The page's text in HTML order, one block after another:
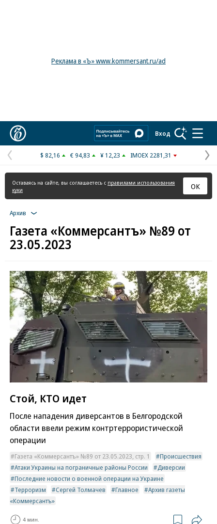
Реклама в «Ъ» www.kommersant.ru/ad
Вход
Предыдущая
страница
$ 82,16 € 94,83 ¥ 12,23 IMOEX 2281,31
Оставаясь на сайте, вы соглашаетесь с правилами использования
куки
ОК
Архив
Газета «Коммерсантъ» №89 от
23.05.2023
Стой, КТО идет
После нападения диверсантов в Белгородской
области ввели режим контртеррористической
операции
Газета «Коммерсантъ» №89 от 23.05.2023, стр. 1
Происшествия
Атаки Украины на пограничные районы России
Диверсии
Последние новости о военной операции на Украине
Терроризм
Сергей Толмачев Главное
Архив газеты
«Коммерсантъ»
4 мин.